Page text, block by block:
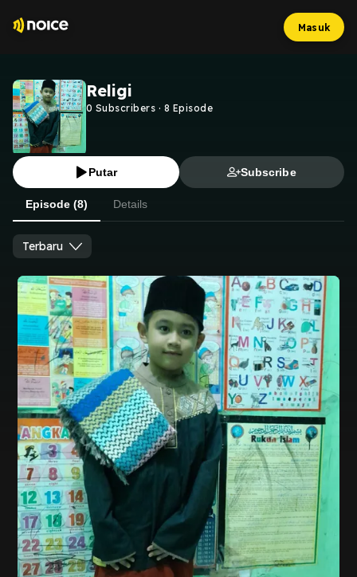
Masuk
Religi
0 Subscribers · 8 Episode
Putar Subscribe
Episode (8) Details
Terbaru